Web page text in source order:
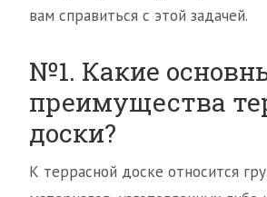
вам справиться с этой задачей.
№1. Какие
преимущества
доски?
К террасной доске относится